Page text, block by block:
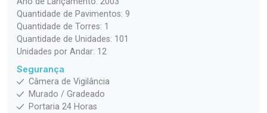
Quantidade de Pavimentos: 9
Quantidade de Torres: 1
Quantidade de Unidades: 101
Unidades por Andar: 12
Segurança
Câmera de Vigilância
Murado / Gradeado
Portaria 24 Horas